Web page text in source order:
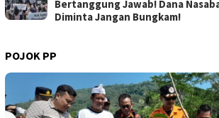
Bertanggung Jawab! Dana
Diminta Jangan Bungkam!
POJOK PP